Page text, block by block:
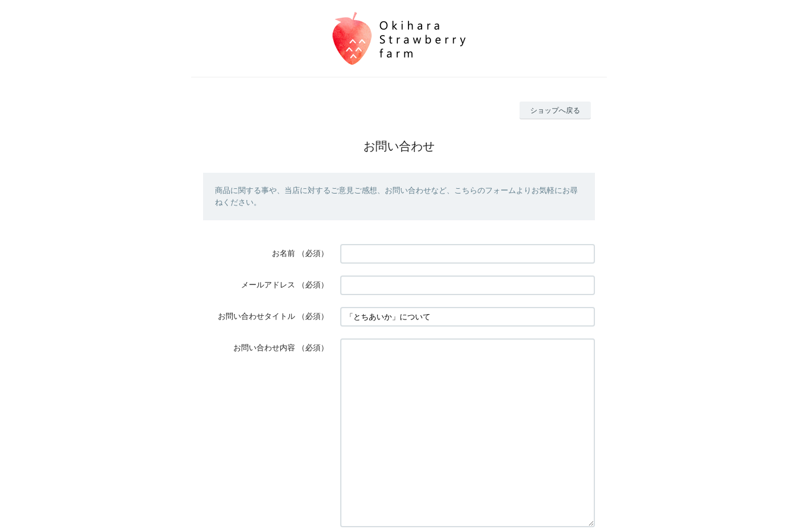
ショップへ戻る
お問い合わせ
商品に関する事や、当店に対するご意見ご感想、お問い合わせなど、こちらのフォームよりお気軽にお尋
ねください。
お名前 （必須）
メールアドレス （必須）
お問い合わせタイトル （必須）
お問い合わせ内容 （必須）